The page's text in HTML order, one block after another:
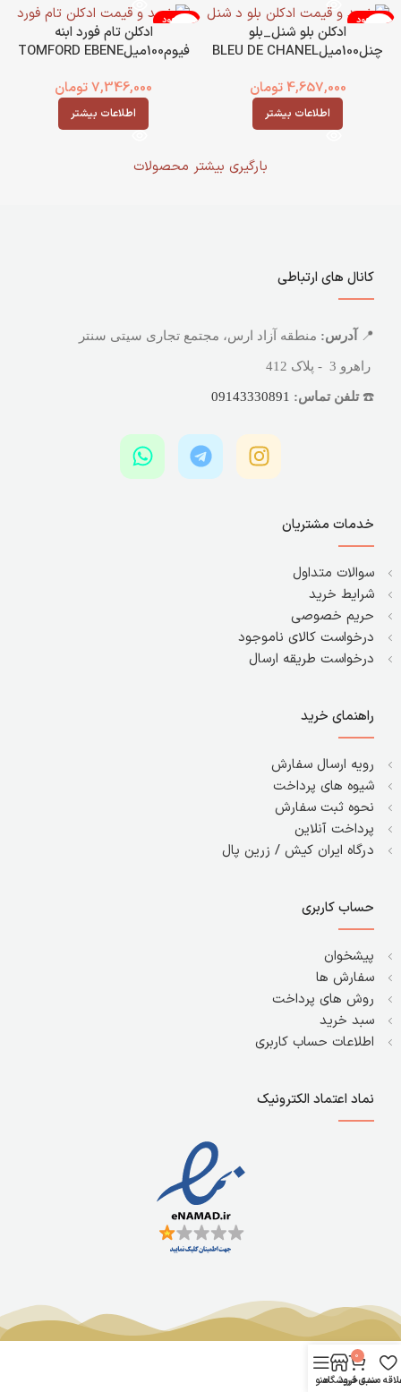
ناموجود
ادکلن بلو شنل_بلو
چنل100میلBLEU DE CHANEL
4,657,000 تومان
اطلاعات بیشتر
ناموجود
ادکلن تام فورد ابنه
فیوم100میلTOMFORD EBENE
7,346,000تومان
اطلاعات بیشتر
بارگیری بیشتر محصولات
کانال های ارتباطی
📍 آدرس: منطقه آزاد ارس، مجتمع تجاری سیتی سنتر
راهرو 3 - پلاک 412
☎️تلفن تماس: 09143330891
خدمات مشتریان
سوالات متداول
شرایط خرید
حریم خصوصی
درخواست کالای ناموجود
درخواست طریقه ارسال
راهنمای خرید
رویه ارسال سفارش
شیوه های پرداخت
نحوه ثبت سفارش
پرداخت آنلاین
درگاه ایران کیش / زرین پال
حساب کاربری
پیشخوان
سفارش ها
روش های پرداخت
سبد خرید
اطلاعات حساب کاربری
نماد اعتماد الکترونیک
مندی
0
سبد خریدفروشگاهمنو